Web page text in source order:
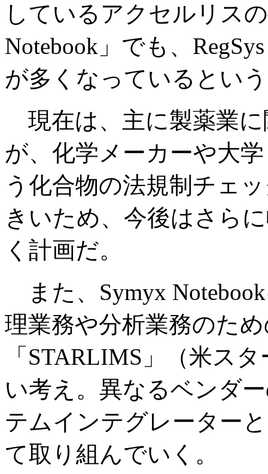
しているアクセルリス
Notebook」でも、
が多くなっているとい
現在は、主に製薬業
が、化学メーカーや大
う化合物の法規制チェ
きいため、今後はさら
く計画だ。
また、Symyx
理業務や分析業務のた
「STARLIMS」（米ス
い考え。異なるベンダ
テムインテグレーター
て取り組んでいく。